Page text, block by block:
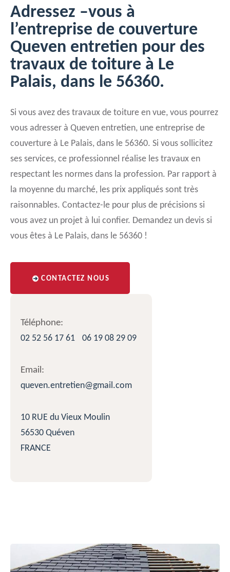
Adressez –vous à
l’entreprise de couverture
Queven entretien pour des
travaux de toiture à Le
Palais, dans le 56360.
Si vous avez des travaux de toiture en vue, vous pourrez
vous adresser à Queven entretien, une entreprise de
couverture à Le Palais, dans le 56360. Si vous sollicitez
ses services, ce professionnel réalise les travaux en
respectant les normes dans la profession. Par rapport à
la moyenne du marché, les prix appliqués sont très
raisonnables. Contactez-le pour plus de précisions si
vous avez un projet à lui confier. Demandez un devis si
vous êtes à Le Palais, dans le 56360 !
CONTACTEZ NOUS
Téléphone:
02 52 56 17 61
06 19 08 29 09
Email:
queven.entretien@gmail.com
10 RUE du Vieux Moulin
56530 Quéven
FRANCE